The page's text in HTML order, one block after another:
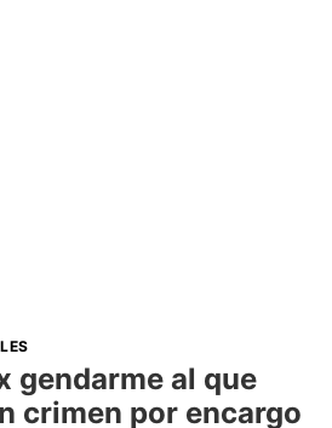
gendarme al que
crimen por encargo